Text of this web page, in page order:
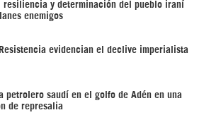
resiliencia y determinación del pueblo iraní
enemigos
evidencian el declive imperialista
petrolero saudí en el golfo de Adén en una
de represalia